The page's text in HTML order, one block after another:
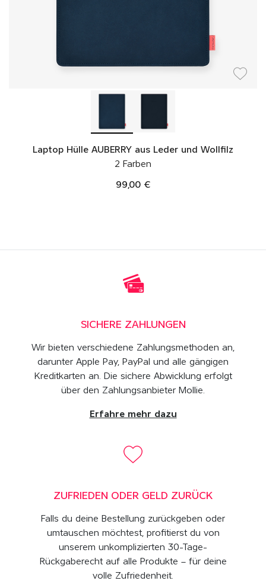
Laptop Hülle AUBERRY aus Leder und Wollfilz
2 Farben
99,00 €
SICHERE ZAHLUNGEN
Wir bieten verschiedene Zahlungsmethoden an,
darunter Apple Pay, PayPal und alle gängigen
Kreditkarten an. Die sichere Abwicklung erfolgt
über den Zahlungsanbieter Mollie.
Erfahre mehr dazu
ZUFRIEDEN ODER GELD ZURÜCK
Falls du deine Bestellung zurückgeben oder
umtauschen möchtest, profitierst du von
unserem unkomplizierten 30-Tage-
Rückgaberecht auf alle Produkte – für deine
volle Zufriedenheit.